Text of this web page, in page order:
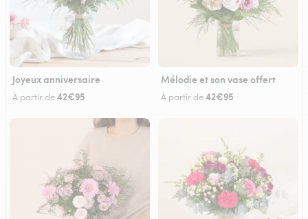
Joyeux anniversaire
À partir de42€95
Mélodie et son vase offert
À partir de42€95